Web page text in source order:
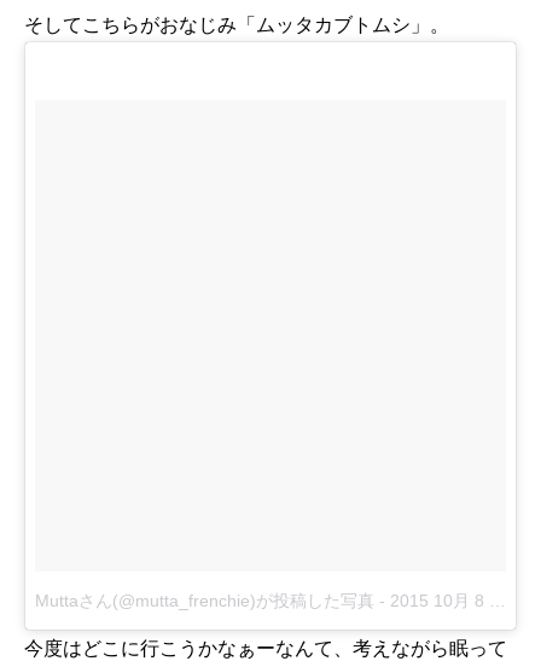
そしてこちらがおなじみ「ムッタカブトムシ」。
Muttaさん(@mutta_frenchie)が投稿した写真 - 2015 10月 8 6:10午前 PDT
今度はどこに行こうかなぁーなんて、考えながら眠って